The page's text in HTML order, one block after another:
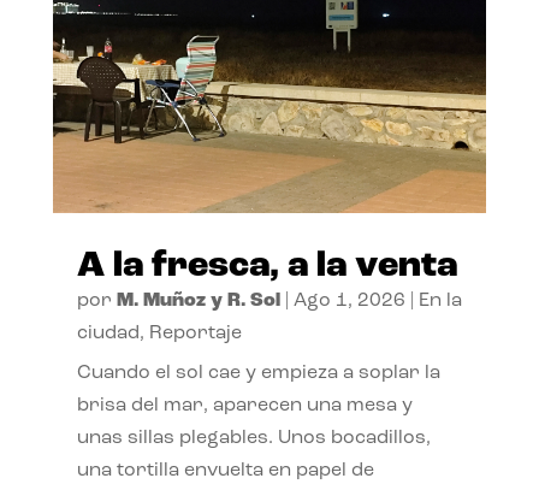
A la fresca, a la venta
por M. Muñoz y R. Sol Ago 1, 2026
En la
ciudad, Reportaje
Cuando el sol cae y empieza a soplar la
brisa del mar, aparecen una mesa y
unas sillas plegables. Unos bocadillos,
una tortilla envuelta en papel de